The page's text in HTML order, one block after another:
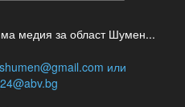
медия за област Шумен...
или